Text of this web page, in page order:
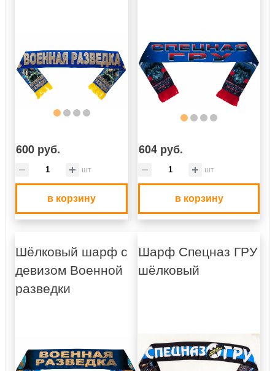
600 руб.
шт
в корзину
604 руб.
шт
в корзину
Шёлковый шарф с
девизом Военной
разведки
Шарф Спецназ ГРУ
шёлковый